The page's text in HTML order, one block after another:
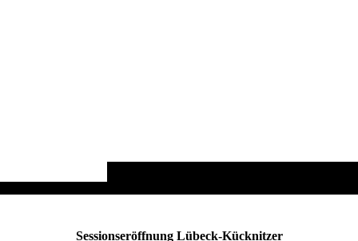
Sessionseröffnung Lübeck-Kücknitzer